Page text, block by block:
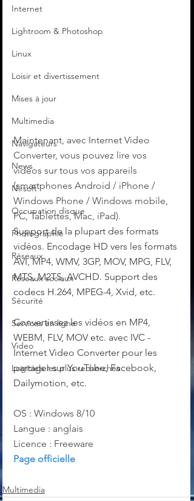
Internet
Lightroom & Photoshop
Linux
Loisir et divertissement
Mises à jour
Multimedia
Navigateurs
News
Nirsoft
Occupation disque
Photographie
Réseaux
Réseaux sociaux
Sécurité
Services en ligne
Video
Logiciels les plus recherchés
Maintenant, avec Internet Video
Converter, vous pouvez lire vos
vidéos sur tous vos appareils
(smartphones Android / iPhone /
Windows Phone / Windows mobile,
PC, Tablettes, Mac, iPad).
Support de la plupart des formats
vidéos. Encodage HD vers les formats
AVI, MP4, WMV, 3GP, MOV, MPG, FLV,
MTS, M2TS, AVCHD. Support des
codecs H.264, MPEG-4, Xvid, etc.
Convertissez les vidéos en MP4,
WEBM, FLV, MOV etc. avec IVC -
Internet Video Converter pour les
partager sur YouTube, Facebook,
Dailymotion, etc.
OS : Windows 8/10
Langue : anglais
Licence : Freeware
Page officielle
Multimedia